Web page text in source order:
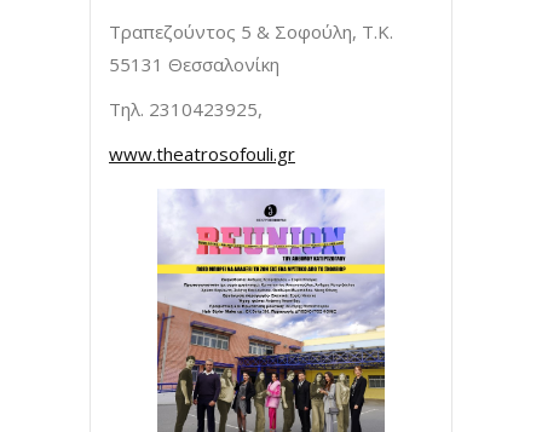
Τραπεζούντος 5 & Σοφούλη, Τ.Κ.
55131 Θεσσαλονίκη
Τηλ. 2310423925,
www.theatrosofouli.gr